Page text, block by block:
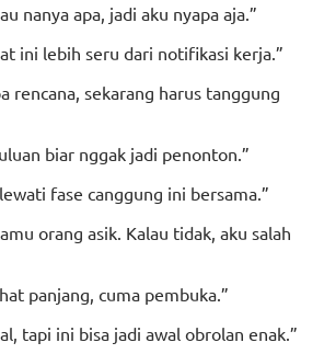
nanya apa, jadi aku nyapa aja.”
ini lebih seru dari notifikasi kerja.”
rencana, sekarang harus tanggung
biar nggak jadi penonton.”
fase canggung ini bersama.”
orang asik. Kalau tidak, aku salah
panjang, cuma pembuka.”
tapi ini bisa jadi awal obrolan enak.”